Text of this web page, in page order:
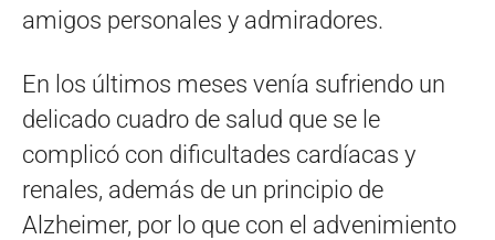
amigos personales y admiradores.
En los últimos meses venía sufriendo un
delicado cuadro de salud que se le
complicó con dificultades cardíacas y
renales, además de un principio de
Alzheimer, por lo que con el advenimiento